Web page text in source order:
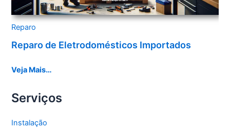
Reparo
Reparo de Eletrodomésticos Importados
Veja Mais…
Serviços
Instalação